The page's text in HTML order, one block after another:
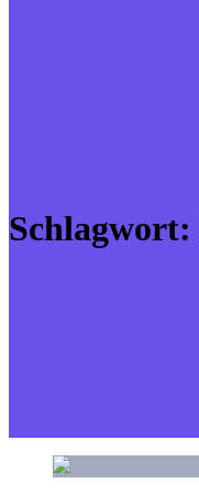
Schlagwort: